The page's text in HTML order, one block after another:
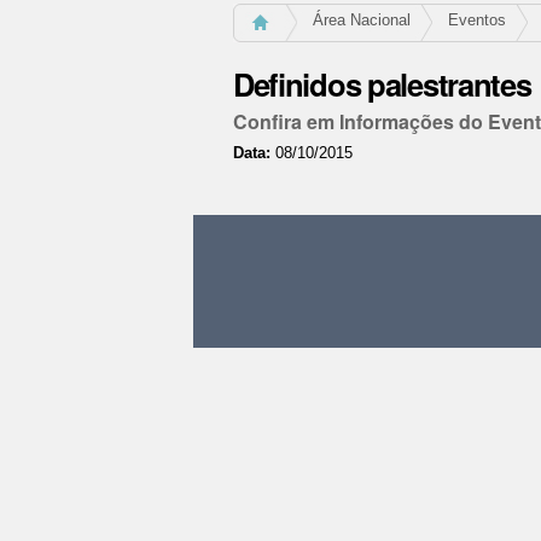
Área Nacional Eventos
Definidos palestrantes
Confira em Informações do
Data: 08/10/2015
documento